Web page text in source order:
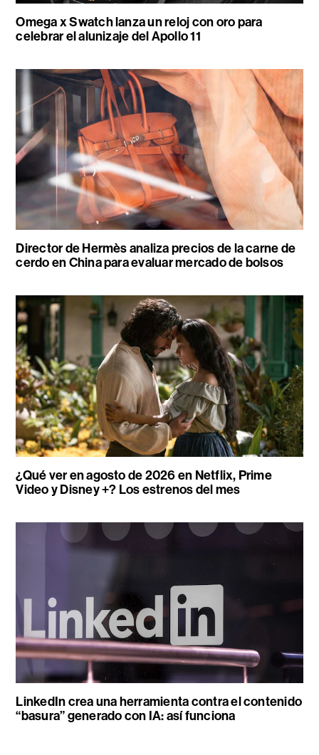
Omega x Swatch lanza un reloj con oro para
celebrar el alunizaje del Apollo 11
Director de Hermès analiza precios de la carne de
cerdo en China para evaluar mercado de bolsos
¿Qué ver en agosto de 2026 en Netflix, Prime
Video y Disney +? Los estrenos del mes
LinkedIn crea una herramienta contra el contenido
“basura” generado con IA: así funciona